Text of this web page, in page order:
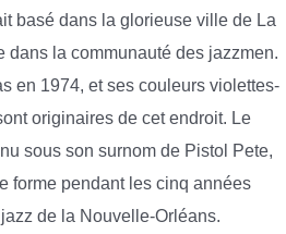
basé dans la glorieuse ville de La
dans la communauté des jazzmen.
en 1974, et ses couleurs violettes-
originaires de cet endroit. Le
sous son surnom de Pistol Pete,
forme pendant les cinq années
de la Nouvelle-Orléans.